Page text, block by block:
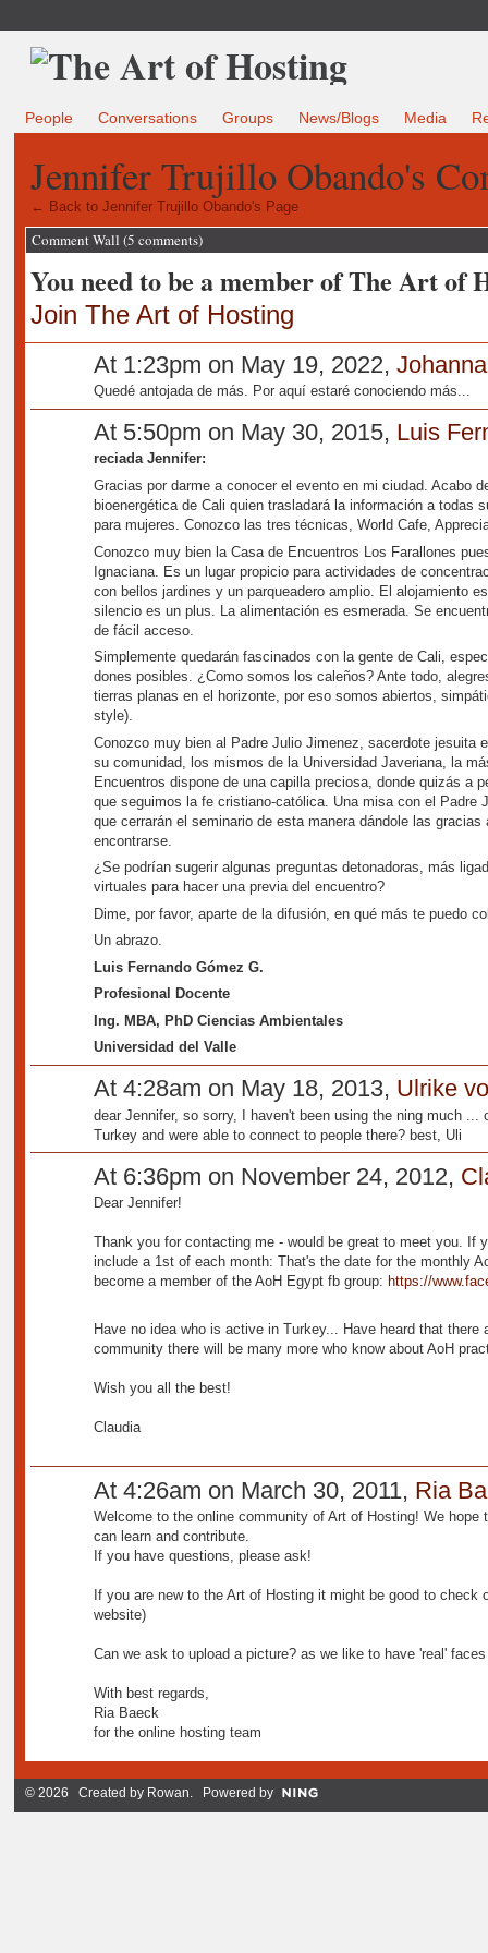
People Conversations Groups News/Blogs Media
Jennifer Trujillo Obando's
← Back to Jennifer Trujillo Obando's Page
Comment Wall (5 comments)
You need to be a member of The Art of
Join The Art of Hosting
At 1:23pm on May 19, 2022,
Quedé antojada de más. Por aquí estaré conociendo más...
At 5:50pm on May 30, 2015, Luis
reciada Jennifer:
Gracias por darme a conocer el evento en mi ciudad. Acabo
bioenergética de Cali quien trasladará la información a todas
para mujeres. Conozco las tres técnicas, World Cafe,
Conozco muy bien la Casa de Encuentros Los Farallones
Ignaciana. Es un lugar propicio para actividades de
con bellos jardines y un parqueadero amplio. El alojamiento
silencio es un plus. La alimentación es esmerada. Se
de fácil acceso.
Simplemente quedarán fascinados con la gente de Cali,
dones posibles. ¿Como somos los caleños? Ante todo,
tierras planas en el horizonte, por eso somos abiertos,
style).
Conozco muy bien al Padre Julio Jimenez, sacerdote jesuita
su comunidad, los mismos de la Universidad Javeriana, la
Encuentros dispone de una capilla preciosa, donde quizás a
que seguimos la fe cristiano-católica. Una misa con el Padre
que cerrarán el seminario de esta manera dándole las
encontrarse.
¿Se podrían sugerir algunas preguntas detonadoras, más
virtuales para hacer una previa del encuentro?
Dime, por favor, aparte de la difusión, en qué más te puedo
Un abrazo.
Luis Fernando Gómez G.
Profesional Docente
Ing. MBA, PhD Ciencias Ambientales
Universidad del Valle
At 4:28am on May 18, 2013, Ulrike
dear Jennifer, so sorry, I haven't been using the ning much
Turkey and were able to connect to people there? best, Uli
At 6:36pm on November 24, 2012,
Dear Jennifer!
Thank you for contacting me - would be great to meet you. If
include a 1st of each month: That's the date for the monthly
become a member of the AoH Egypt fb group: https://
Have no idea who is active in Turkey... Have heard that
community there will be many more who know about AoH
Wish you all the best!
Claudia
At 4:26am on March 30, 2011, Ria
Welcome to the online community of Art of Hosting! We
can learn and contribute.
If you have questions, please ask!
If you are new to the Art of Hosting it might be good to
website)
Can we ask to upload a picture? as we like to have 'real'
With best regards,
Ria Baeck
for the online hosting team
© 2026 Created by Rowan . Powered by